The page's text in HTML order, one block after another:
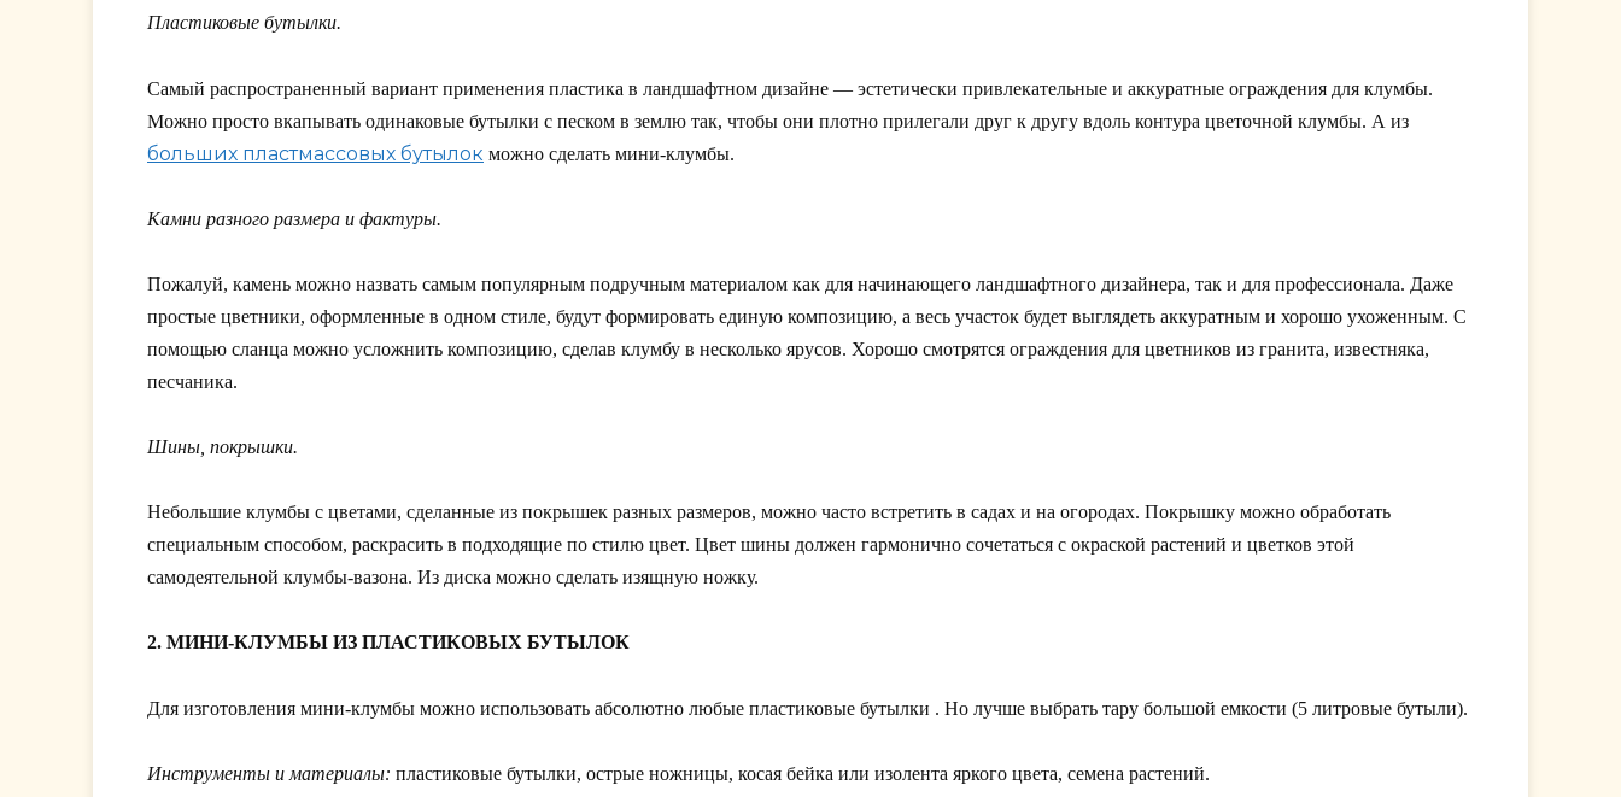
Пластиковые бутылки.
Самый распространенный вариант применения пластика в ландшафтном дизайне — эстетически привлекательные и аккуратные ограждения для клумбы.
Можно просто вкапывать одинаковые бутылки с песком в землю так, чтобы они плотно прилегали друг к другу вдоль контура цветочной клумбы. А из
больших пластмассовых бутылок можно сделать мини-клумбы.
Камни разного размера и фактуры.
Пожалуй, камень можно назвать самым популярным подручным материалом как для начинающего ландшафтного дизайнера, так и для профессионала. Даже
простые цветники, оформленные в одном стиле, будут формировать единую композицию, а весь участок будет выглядеть аккуратным и хорошо ухоженным. С
помощью сланца можно усложнить композицию, сделав клумбу в несколько ярусов. Хорошо смотрятся ограждения для цветников из гранита, известняка,
песчаника.
Шины, покрышки.
Небольшие клумбы с цветами, сделанные из покрышек разных размеров, можно часто встретить в садах и на огородах. Покрышку можно обработать
специальным способом, раскрасить в подходящие по стилю цвет. Цвет шины должен гармонично сочетаться с окраской растений и цветков этой
самодеятельной клумбы-вазона. Из диска можно сделать изящную ножку.
2. МИНИ-КЛУМБЫ ИЗ ПЛАСТИКОВЫХ БУТЫЛОК
Для изготовления мини-клумбы можно использовать абсолютно любые пластиковые бутылки . Но лучше выбрать тару большой емкости (5 литровые бутыли).
Инструменты и материалы: пластиковые бутылки, острые ножницы, косая бейка или изолента яркого цвета, семена растений.